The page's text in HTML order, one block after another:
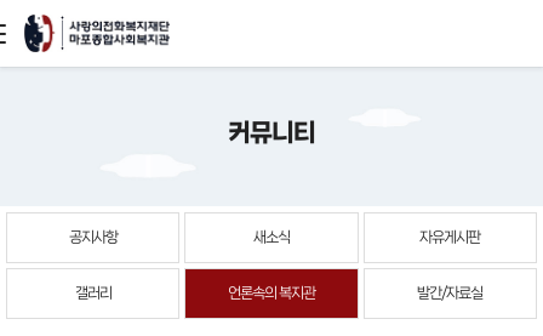
본문
커뮤니티
공지사항 새소식 자유게시판
갤러리 언론속의 복지관 발간/자료실